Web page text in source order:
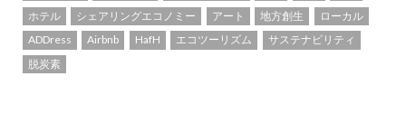
ホテル
シェアリングエコノミー アート 地方創生
ローカル
ADDress
Airbnb HafH エコツーリズム
サステナビリティ
脱炭素